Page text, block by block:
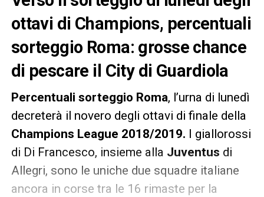
ottavi di Champions, percentuali
sorteggio Roma: grosse chance
di pescare il City di Guardiola
Percentuali sorteggio Roma, l’urna di lunedì
decreterà il novero degli ottavi di finale della
Champions League 2018/2019. I giallorossi
di Di Francesco, insieme alla Juventus di
Allegri, sono le uniche due squadre italiane
ancora in corse tra le 16 rimaste per la